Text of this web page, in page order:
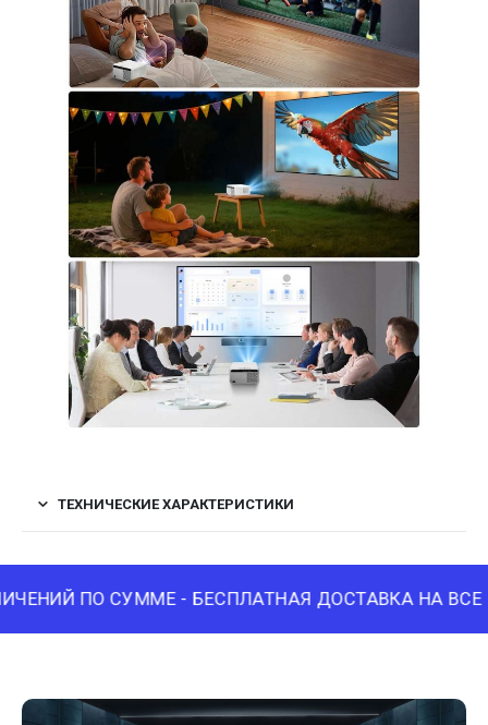
ТЕХНИЧЕСКИЕ ХАРАКТЕРИСТИКИ
ПО СУММЕ - БЕСПЛАТНАЯ ДОСТАВКА НА ВСЕ